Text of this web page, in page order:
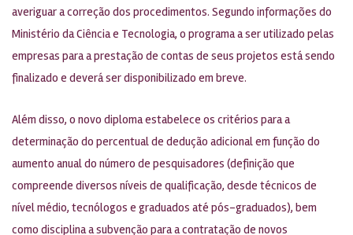
averiguar a correção dos procedimentos. Segundo informações do
Ministério da Ciência e Tecnologia, o programa a ser utilizado pelas
empresas para a prestação de contas de seus projetos está sendo
finalizado e deverá ser disponibilizado em breve.
Além disso, o novo diploma estabelece os critérios para a
determinação do percentual de dedução adicional em função do
aumento anual do número de pesquisadores (definição que
compreende diversos níveis de qualificação, desde técnicos de
nível médio, tecnólogos e graduados até pós-graduados), bem
como disciplina a subvenção para a contratação de novos